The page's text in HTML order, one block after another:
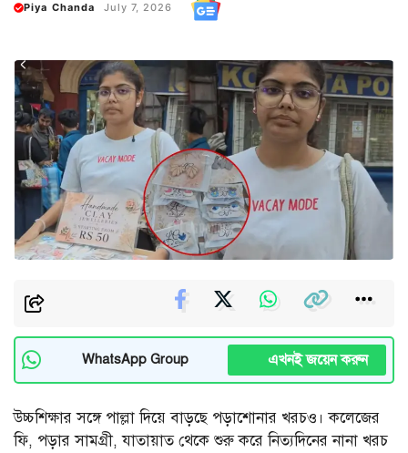
Piya Chanda July 7, 2026
WhatsApp Group এখনই জয়েন করুন
উচ্চশিক্ষার সঙ্গে পাল্লা দিয়ে বাড়ছে পড়াশোনার খরচও। কলেজের
ফি, পড়ার সামগ্রী, যাতায়াত থেকে শুরু করে নিত্যদিনের নানা খরচ